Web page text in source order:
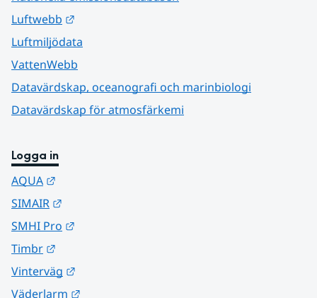
Luftwebb
Luftmiljödata
VattenWebb
Datavärdskap, oceanografi och marinbiologi
Datavärdskap för atmosfärkemi
Logga in
AQUA
SIMAIR
SMHI Pro
Timbr
Vinterväg
Väderlarm